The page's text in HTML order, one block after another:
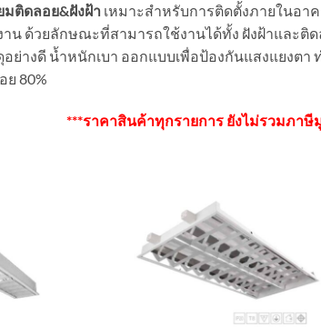
ติดลอย&ฝังฝ้า เหมาะสำหรับการติดตั้งภายในอา
น ด้วยลักษณะที่สามารถใช้งานได้ทั้ง ฝังฝ้าและติ
อย่างดี น้ำหนักเบา ออกแบบเพื่อป้องกันแสงแยงต
80%
***ราคาสินค้าทุกรายการ ยังไม่รวมภาษี